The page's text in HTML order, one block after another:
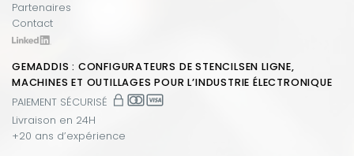
Partenaires
Contact
GEMADDIS : CONFIGURATEURS DE STENCILSEN LIGNE,
MACHINES ET OUTILLAGES POUR L’INDUSTRIE ÉLECTRONIQUE
PAIEMENT SÉCURISÉ
Livraison en 24H
+20 ans d’expérience